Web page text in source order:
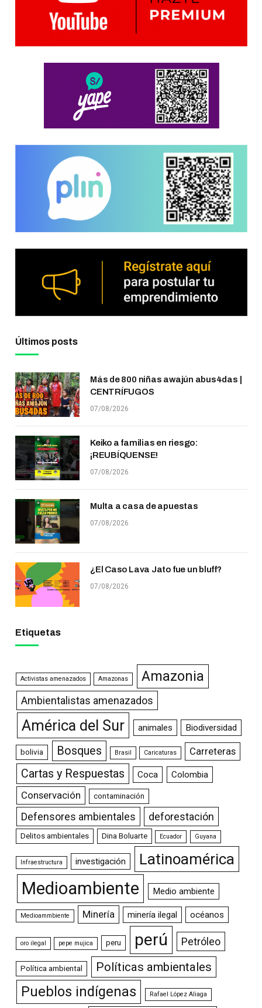
Últimos posts
Más de 800 niñas awajún abus4das |
CENTRÍFUGOS
07/08/2026
Keiko a familias en riesgo:
¡REUBÍQUENSE!
07/08/2026
Multa a casa de apuestas
07/08/2026
¿El Caso Lava Jato fue un bluff?
07/08/2026
Etiquetas
Activistas amenazados Amazonas Amazonia
Ambientalistas amenazados
América del Sur animales Biodiversidad
bolivia Bosques Brasil Caricaturas Carreteras
Cartas y Respuestas Coca Colombia
Conservación contaminación
Defensores ambientales deforestación
Delitos ambientales Dina Boluarte Ecuador Guyana
Infraestructura investigación Latinoamérica
Medioambiente Medio ambiente
Medioammbiente Minería minería ilegal océanos
oro ilegal pepe mujica peru perú Petróleo
Política ambiental Políticas ambientales
Pueblos indígenas Rafael López Aliaga